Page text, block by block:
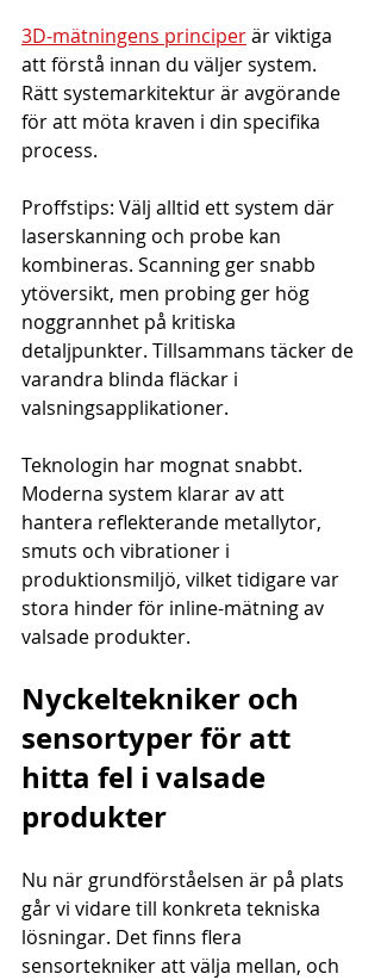
3D-mätningens principer är viktiga
att förstå innan du väljer system.
Rätt systemarkitektur är avgörande
för att möta kraven i din specifika
process.
Proffstips: Välj alltid ett system där
laserskanning och probe kan
kombineras. Scanning ger snabb
ytöversikt, men probing ger hög
noggrannhet på kritiska
detaljpunkter. Tillsammans täcker de
varandra blinda fläckar i
valsningsapplikationer.
Teknologin har mognat snabbt.
Moderna system klarar av att
hantera reflekterande metallytor,
smuts och vibrationer i
produktionsmiljö, vilket tidigare var
stora hinder för inline-mätning av
valsade produkter.
Nyckeltekniker och
sensortyper för att
hitta fel i valsade
produkter
Nu när grundförståelsen är på plats
går vi vidare till konkreta tekniska
lösningar. Det finns flera
sensortekniker att välja mellan, och